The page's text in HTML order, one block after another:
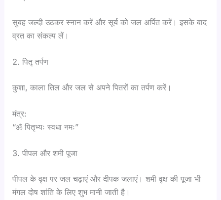
सुबह जल्दी उठकर स्नान करें और सूर्य को जल अर्पित करें। इसके बाद
व्रत का संकल्प लें।
2. पितृ तर्पण
कुशा, काला तिल और जल से अपने पितरों का तर्पण करें।
मंत्र:
“ॐ पितृभ्यः स्वधा नमः”
3. पीपल और शमी पूजा
पीपल के वृक्ष पर जल चढ़ाएं और दीपक जलाएं। शमी वृक्ष की पूजा भी
मंगल दोष शांति के लिए शुभ मानी जाती है।